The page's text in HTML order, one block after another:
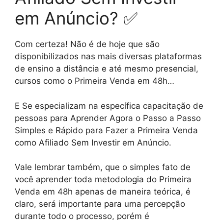
em Anúncio? ✅
Com certeza! Não é de hoje que são
disponibilizados nas mais diversas plataformas
de ensino a distância e até mesmo presencial,
cursos como o Primeira Venda em 48h…
E Se especializam na específica capacitação de
pessoas para Aprender Agora o Passo a Passo
Simples e Rápido para Fazer a Primeira Venda
como Afiliado Sem Investir em Anúncio.
Vale lembrar também, que o simples fato de
você aprender toda metodologia do Primeira
Venda em 48h apenas de maneira teórica, é
claro, será importante para uma percepção
durante todo o processo, porém é